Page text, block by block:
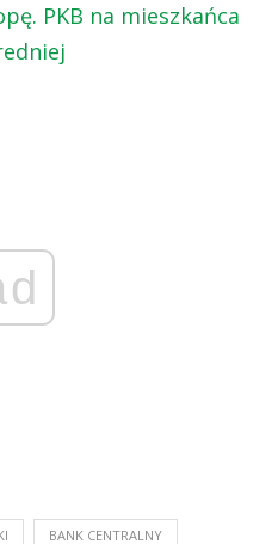
PKB na mieszkańca
BANK CENTRALNY